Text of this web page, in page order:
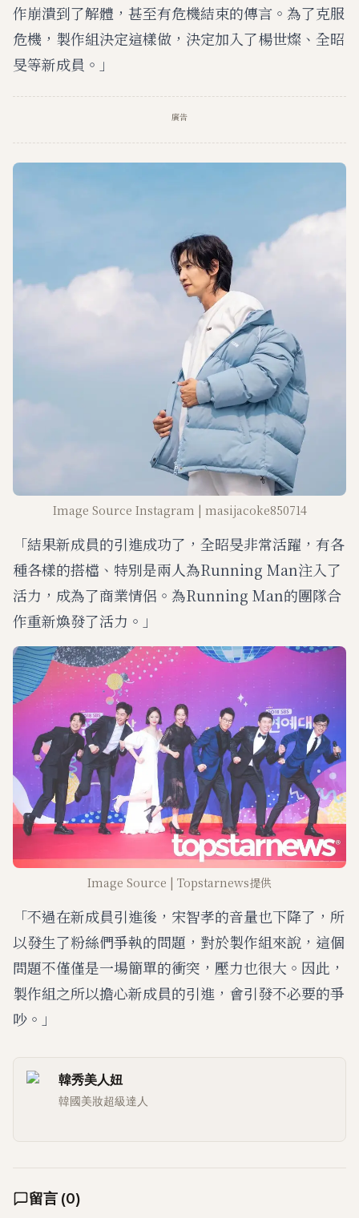
作崩潰到了解體，甚至有危機結束的傳言。為了克服
危機，製作組決定這樣做，決定加入了楊世燦、全昭
旻等新成員。」
廣告
Image Source Instagram | masijacoke850714
「結果新成員的引進成功了，全昭旻非常活躍，有各
種各樣的搭檔、特別是兩人為Running Man注入了
活力，成為了商業情侶。為Running Man的團隊合
作重新煥發了活力。」
Image Source | Topstarnews提供
「不過在新成員引進後，宋智孝的音量也下降了，所
以發生了粉絲們爭執的問題，對於製作組來說，這個
問題不僅僅是一場簡單的衝突，壓力也很大。因此，
製作組之所以擔心新成員的引進，會引發不必要的爭
吵。」
韓秀美人妞
韓國美妝超級達人
留言 (0)